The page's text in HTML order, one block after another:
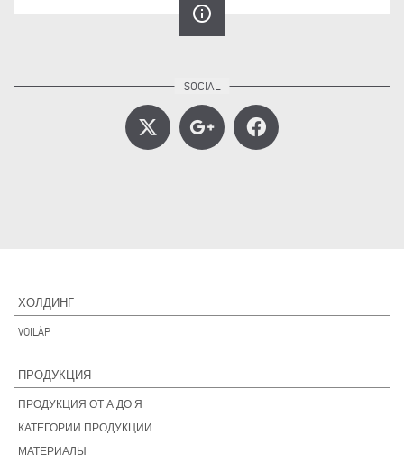
info_outline
ХОЛДИНГ
VOILÀP
ПРОДУКЦИЯ
ПРОДУКЦИЯ ОТ А ДО Я
КАТЕГОРИИ ПРОДУКЦИИ
МАТЕРИАЛЫ